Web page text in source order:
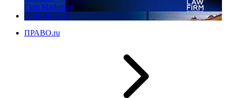
Firm Marketing
ПМЮФ 2026
ПРАВО.ru